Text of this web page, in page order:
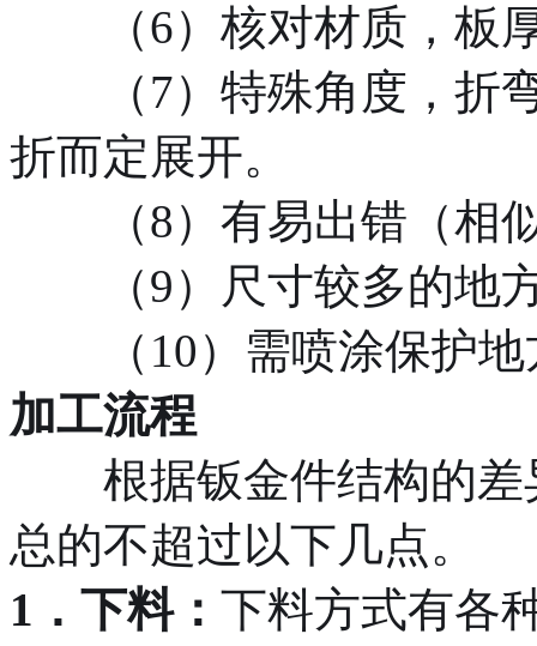
（6）核对材质，板
（7）特殊角度，折弯
折而定展开。
（8）有易出错（相似
（9）尺寸较多的地
（10）需喷涂保护地
加工流程
根据钣金件结构的差
总的不超过以下几点。
1．下料： 下料方式有各